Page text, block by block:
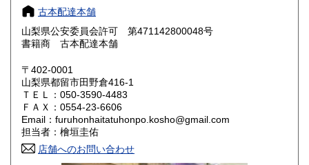
奈良県
鳥取県 800円 島根県
岡山県
山口県 800円
香川県 800円 愛媛県
高知県 800円
古本配達本舗
山梨県公安委員会許可 第471142800048号
書籍商 古本配達本舗
〒402-0001
山梨県都留市田野倉416-1
ＴＥＬ：050-3590-4483
ＦＡＸ：0554-23-6606
Email：furuhonhaitatuhonpo.kosho@gmail.com
担当者：檜垣圭佑
店舗へのお問い合わせ